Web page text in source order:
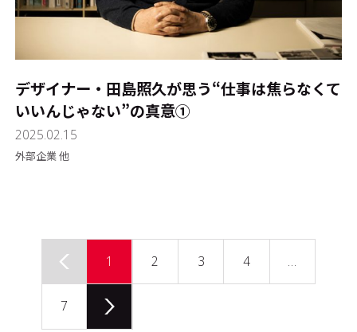
デザイナー・田島照久が思う“仕事は焦らなくて
いいんじゃない”の真意①
2025.02.15
外部企業 他
1 2 3 4 …
7